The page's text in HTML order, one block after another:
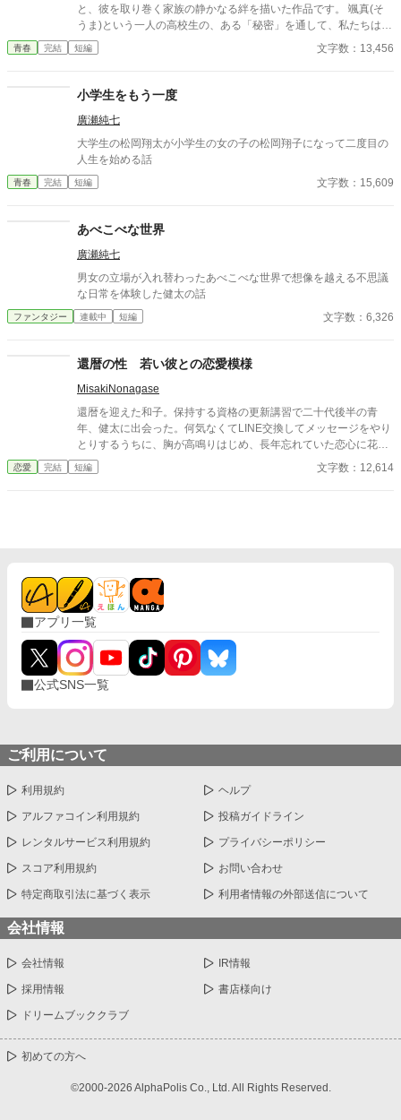
と、彼を取り巻く家族の静かなる絆を描いた作品です。 颯真(そ
うま)という一人の高校生の、ある「秘密」を通して、私たちは成
長の過程で誰もが抱くかもしれない戸惑い、罪悪感、そしてそれ
らを包み込む家族の無言の理解に触れます。 物語は、現在の颯真
ます。そこで明らかになるのは、彼がかつて母親の下着に対して
抱いた抑えがたい好奇心と、それに伴う一連の行為です。それは
彼自身が「歪んだ」と感じる過去の断片であり、深い恥ずかしさ
と自己嫌悪を伴う記憶です。 しかし、この物語の核心は、単なる
過去の告白にはありません。むしろ、その行為に「気づいていた
かに見守り続けたのか——という問いにこそあります。そこに
や扇情的な表現に頼ることなく、あくまで颯真の内省的な視点か
ら丁寧に紡ぎ出しています。読者は、主人公の痛みと恥ずかしさ
重みと温かさを感じ取ることでしょう。 これは、一つの過ちと、
その赦しについての物語です。また、成長とは時に恥ずかしい過
去を背負いながら、他者の無償の寛容さによって初めて前を向け
伝える物語です。 どうか、登場人物たちの静かなる心の襞に寄り
青春 完結 短編 文字数：13,456
小学生をもう一度
廣瀬純七
大学生の松岡翔太が小学生の女の子の松岡翔子になって二度目の
人生を始める話
青春 完結 短編 文字数：15,609
あべこべな世界
廣瀬純七
男女の立場が入れ替わったあべこべな世界で想像を越える不思議
な日常を体験した健太の話
ファンタジー 連載中 短編 文字数：6,326
還暦の性 若い彼との恋愛模様
MisakiNonagase
還暦を迎えた和子。保持する資格の更新講習で二十代後半の青
年、健太に出会った。何気なくてLINE交換してメッセージをやり
とりするうちに、胸が高鳴りはじめ、長年忘れていた恋心に花が
咲く。 そんな還暦女性と二十代の青年の恋模様。 その後、結婚、
そして永遠の別れまでを描いたストーリーです。 全7話
恋愛 完結 短編 文字数：12,614
アプリ一覧
公式SNS一覧
ご利用について
利用規約 ヘルプ
アルファコイン利用規約 投稿ガイドライン
レンタルサービス利用規約 プライバシーポリシー
スコア利用規約 お問い合わせ
特定商取引法に基づく表示 利用者情報の外部送信について
会社情報
会社情報 IR情報
採用情報 書店様向け
ドリームブッククラブ
初めての方へ
©2000-2026 AlphaPolis Co., Ltd. All Rights Reserved.